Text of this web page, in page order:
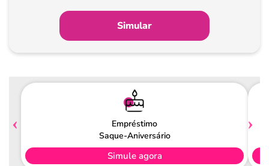
Simular
Empréstimo
Saque-Aniversário
Simule agora